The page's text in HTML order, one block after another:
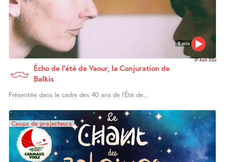
9 min
07 Août 2026
Écho de l’été de Vaour, la Conjuration de
Balkis
Présentée dans le cadre des 40 ans de l’Été de...
Coups de projecteurs